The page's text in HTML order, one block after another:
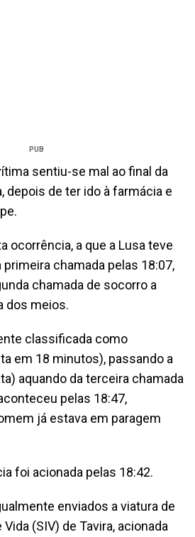
PUB
sentiu-se mal ao final da
depois de ter ido à farmácia e
ocorrência, a que a Lusa teve
chamada pelas 18:07,
chamada de socorro a
dos meios.
classificada como
em 18 minutos), passando a
aquando da terceira chamada
pelas 18:47,
já estava em paragem
foi acionada pelas 18:42.
enviados a viatura de
(SIV) de Tavira, acionada